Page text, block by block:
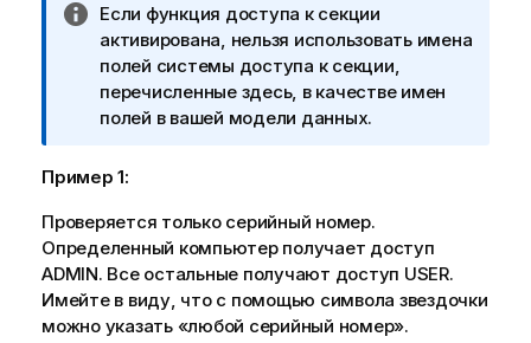
к
и
н
ф
о
м
ц
и
и
ч
а
н
и
е
и
ф
о
р
м
а
П
р
и
м
е
а
и
е
к
и
н
Если функция доступа к секции
активирована, нельзя использовать имена
полей системы доступа к секции,
перечисленные здесь, в качестве имен
полей в вашей модели данных.
Пример 1:
Проверяется только серийный номер.
Определенный компьютер получает доступ
ADMIN. Все остальные получают доступ USER.
Имейте в виду, что с помощью символа звездочки
можно указать «любой серийный номер».